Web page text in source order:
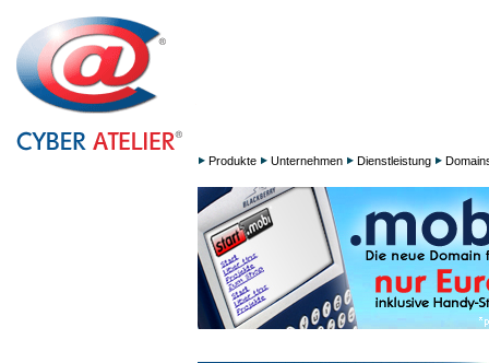
Produkte Unternehmen Dienstleistung